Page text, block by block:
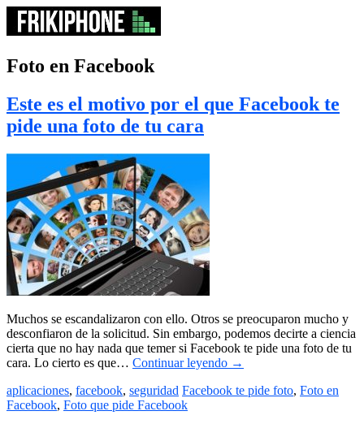
Foto en Facebook
Este es el motivo por el que Facebook te
pide una foto de tu cara
Muchos se escandalizaron con ello. Otros se preocuparon mucho y
desconfiaron de la solicitud. Sin embargo, podemos decirte a ciencia
cierta que no hay nada que temer si Facebook te pide una foto de tu
cara. Lo cierto es que… Continuar leyendo →
aplicaciones, facebook, seguridad Facebook te pide foto, Foto en
Facebook, Foto que pide Facebook